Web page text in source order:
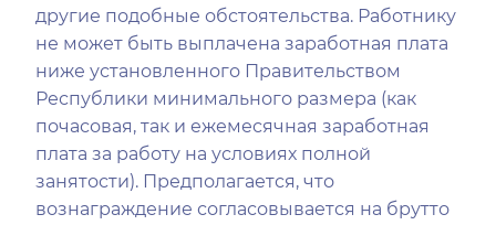
другие подобные обстоятельства. Работнику
не может быть выплачена заработная плата
ниже установленного Правительством
Республики минимального размера (как
почасовая, так и ежемесячная заработная
плата за работу на условиях полной
занятости). Предполагается, что
вознаграждение согласовывается на брутто